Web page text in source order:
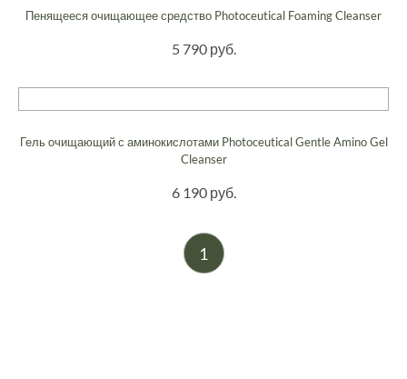
Пенящееся очищающее средство Photoceutical Foaming Cleanser
5 790 руб.
Гель очищающий с аминокислотами Photoceutical Gentle Amino Gel
Cleanser
6 190 руб.
1